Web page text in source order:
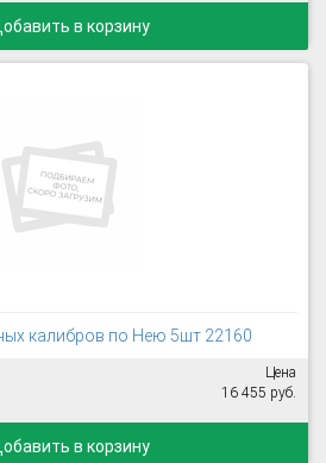
в корзину
калибров по Нею 5шт 22160
Цена
16 455 руб.
в корзину